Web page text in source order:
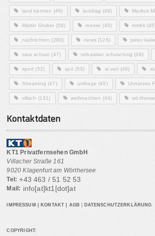
land kärnten (46) landtag (49) Markus
Martin Gruber (58) messe (40) mmkk
nachrichten (280) news(126) peter
sara schaar (47) sebastian schuschnig (38)
sport (52) spö (53) st.veit(49)
Streaming (47) umfrage (45) Unnützes
villach (131) weihnachten (44)
Kontaktdaten
KT1 Privatfernsehen GmbH
Villacher Straße 161
9020 Klagenfurt am Wörthersee
Tel: +43 463 / 51 52 53
Mail: info[at]kt1[dot]at
IMPRESSUM KONTAKT AGB DATENSCHUTZERKLÄRUNG
COPYRIGHT: